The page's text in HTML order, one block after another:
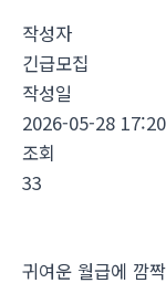
작성자
긴급모집
작성일
2026-05-28 17:20
조회
33
귀여운 월급에 깜